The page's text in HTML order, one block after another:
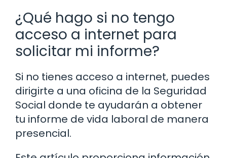
¿Qué hago si no tengo
acceso a internet para
solicitar mi informe?
Si no tienes acceso a internet, puedes
dirigirte a una oficina de la Seguridad
Social donde te ayudarán a obtener
tu informe de vida laboral de manera
presencial.